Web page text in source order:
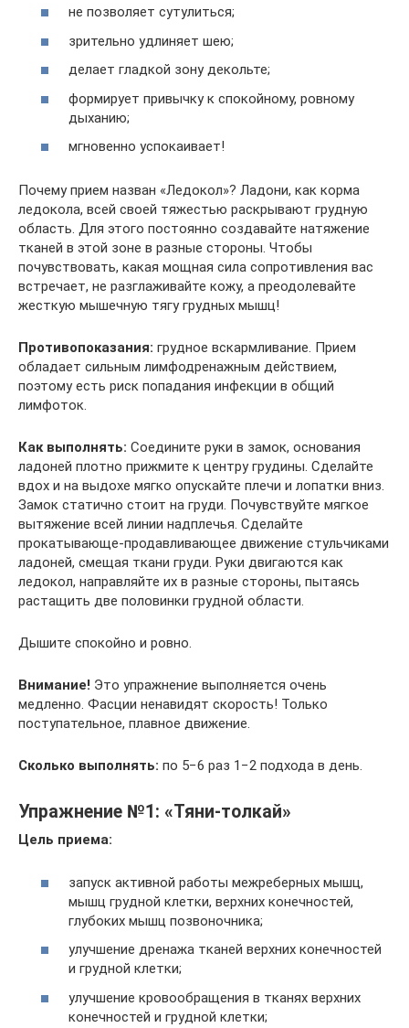
не позволяет сутулиться;
зрительно удлиняет шею;
делает гладкой зону декольте;
формирует привычку к спокойному, ровному
дыханию;
мгновенно успокаивает!
Почему прием назван «Ледокол»? Ладони, как корма
ледокола, всей своей тяжестью раскрывают грудную
область. Для этого постоянно создавайте натяжение
тканей в этой зоне в разные стороны. Чтобы
почувствовать, какая мощная сила сопротивления вас
встречает, не разглаживайте кожу, а преодолевайте
жесткую мышечную тягу грудных мышц!
Противопоказания: грудное вскармливание. Прием
обладает сильным лимфодренажным действием,
поэтому есть риск попадания инфекции в общий
лимфоток.
Как выполнять: Соедините руки в замок, основания
ладоней плотно прижмите к центру грудины. Сделайте
вдох и на выдохе мягко опускайте плечи и лопатки вниз.
Замок статично стоит на груди. Почувствуйте мягкое
вытяжение всей линии надплечья. Сделайте
прокатывающе-продавливающее движение стульчиками
ладоней, смещая ткани груди. Руки двигаются как
ледокол, направляйте их в разные стороны, пытаясь
растащить две половинки грудной области.
Дышите спокойно и ровно.
Внимание! Это упражнение выполняется очень
медленно. Фасции ненавидят скорость! Только
поступательное, плавное движение.
Сколько выполнять: по 5−6 раз 1−2 подхода в день.
Упражнение №1: «Тяни-толкай»
Цель приема:
запуск активной работы межреберных мышц,
мышц грудной клетки, верхних конечностей,
глубоких мышц позвоночника;
улучшение дренажа тканей верхних конечностей
и грудной клетки;
улучшение кровообращения в тканях верхних
конечностей и грудной клетки;